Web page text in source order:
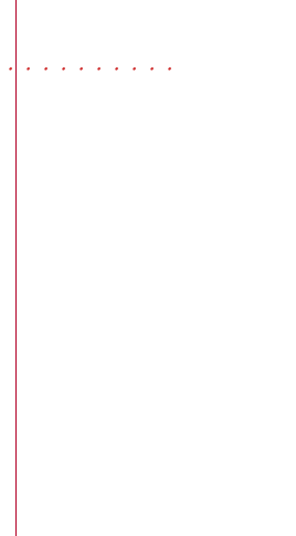
・・・・・・・・・